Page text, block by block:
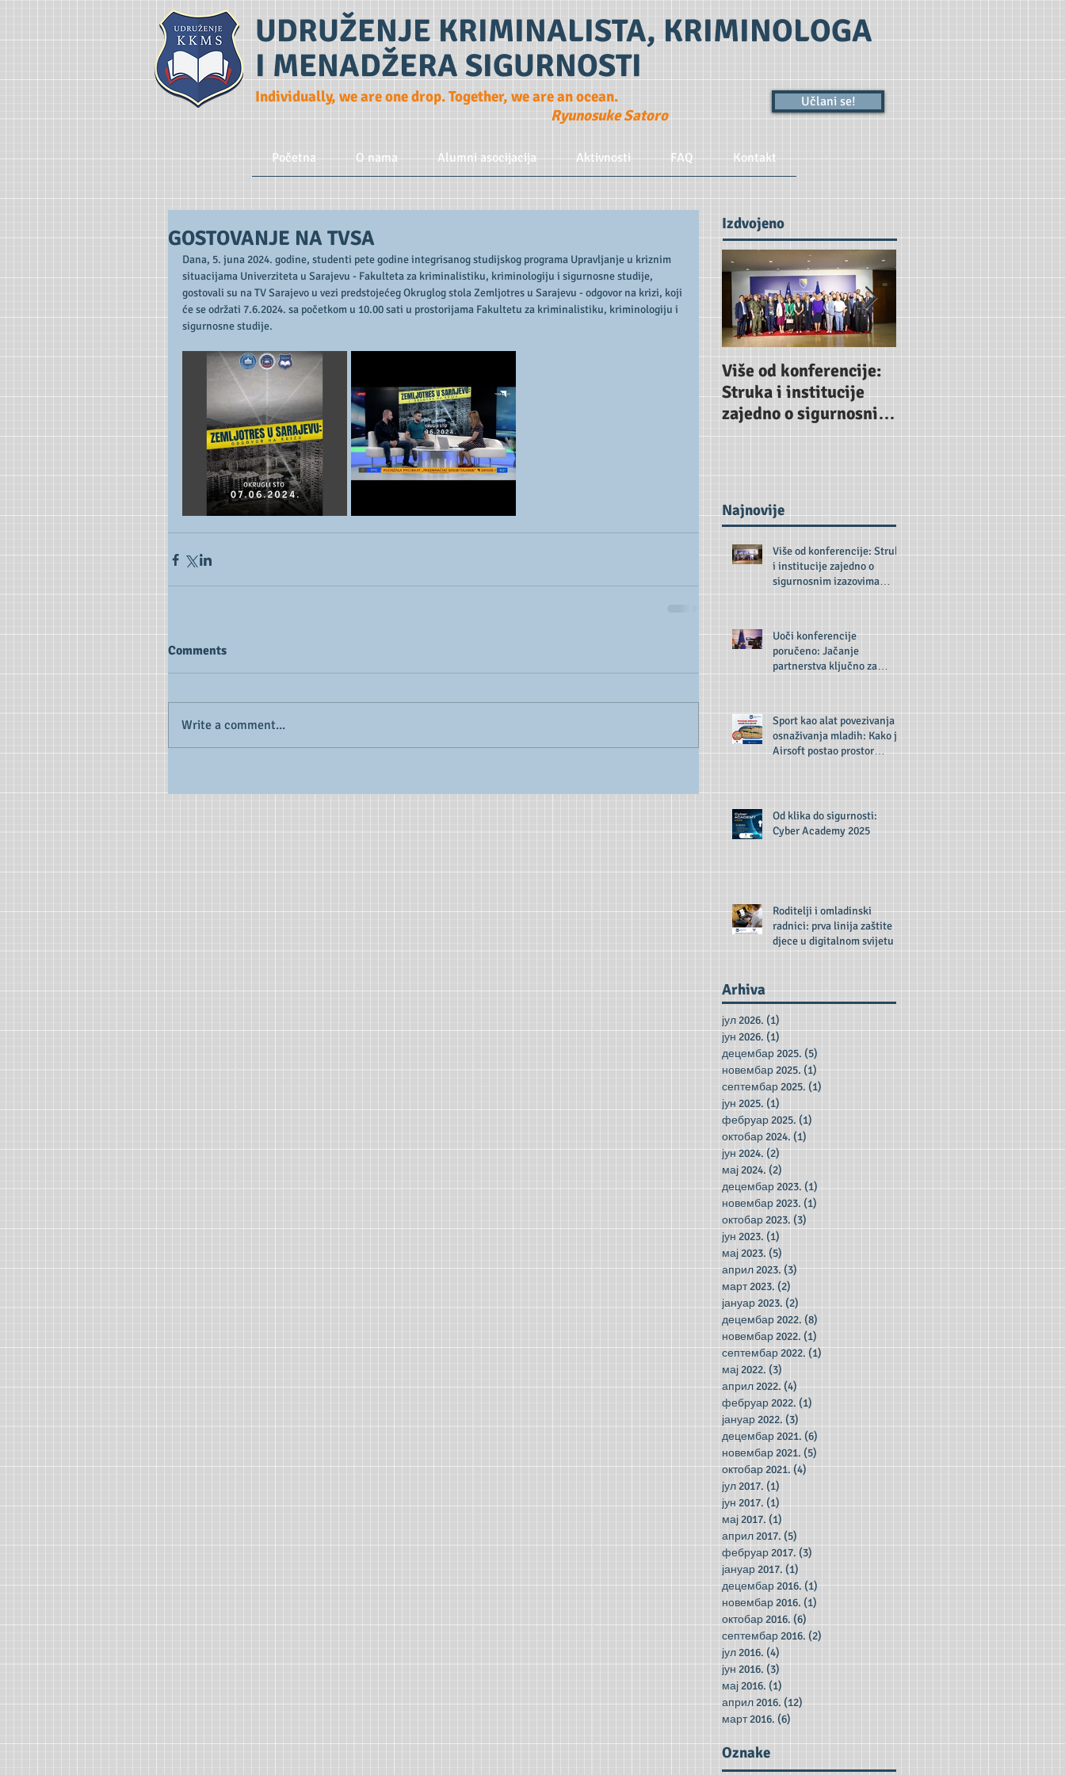
UDRUŽENJE KRIMINALISTA, KRIMINOLOGA
I MENADŽERA SIGURNOSTI
Individually, we are one drop. Together, we are an ocean.
Ryunosuke Satoro
Učlani se!
Početna O nama Alumni asocijacija Aktivnosti FAQ Kontakt
GOSTOVANJE NA TVSA
Dana, 5. juna 2024. godine, studenti pete godine integrisanog studijskog programa Upravljanje u kriznim
situacijama Univerziteta u Sarajevu - Fakulteta za kriminalistiku, kriminologiju i sigurnosne studije,
gostovali su na TV Sarajevo u vezi predstojećeg Okruglog stola Zemljotres u Sarajevu - odgovor na krizi, koji
će se održati 7.6.2024. sa početkom u 10.00 sati u prostorijama Fakultetu za kriminalistiku, kriminologiju i
sigurnosne studije.
Comments
Write a comment...
Izdvojeno
Više od konferencije:
Struka i institucije
zajedno o sigurnosnim
izazovima budućnosti
poručeno: Jačanje
odgovor na
Najnovije
Više od konferencije: Struka
i institucije zajedno o
sigurnosnim izazovima
Uoči konferencije
poručeno: Jačanje
partnerstva ključno za
Sport kao alat povezivanja i
osnaživanja mladih: Kako je
Airsoft postao prostor
Od klika do sigurnosti:
Cyber Academy 2025
Roditelji i omladinski
radnici: prva linija zaštite
djece u digitalnom svijetu
Arhiva
јул 2026. (1)
јун 2026. (1)
децембар 2025. (5)
новембар 2025. (1)
септембар 2025. (1)
јун 2025. (1)
фебруар 2025. (1)
октобар 2024. (1)
јун 2024.(2)2 posts
мај 2024. (2)
децембар 2023. (1)
новембар 2023. (1)
октобар 2023. (3)
јун 2023. (1)
мај 2023. (5)
април 2023.(3)3 posts
март 2023. (2)
јануар 2023. (2)
децембар 2022. (8)
новембар 2022. (1)
септембар 2022. (1)
мај 2022. (3)
април 2022.(4)4 posts
фебруар 2022. (1)
јануар 2022. (3)
децембар 2021. (6)
новембар 2021. (5)
октобар 2021. (4)4 posts
јул 2017. (1)
јун 2017.(1)1 post
мај 2017. (1)
април 2017. (5)
фебруар 2017. (3)
јануар 2017. (1)
децембар 2016.(1)1 post
новембар 2016. (1)
октобар 2016. (6)
септембар 2016. (2)
јул 2016. (4)
јун 2016. (3)
мај 2016. (1)
април 2016.(12)12 posts
март 2016. (6)
Oznake